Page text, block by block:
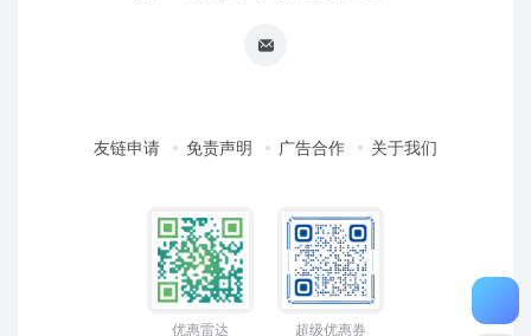
友链申请 免责声明 广告合作 关于我们
优惠雷达 超级优惠券